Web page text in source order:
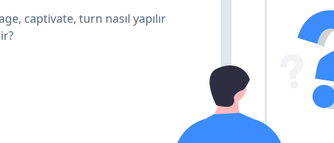
captivate, turn nasıl yapılır